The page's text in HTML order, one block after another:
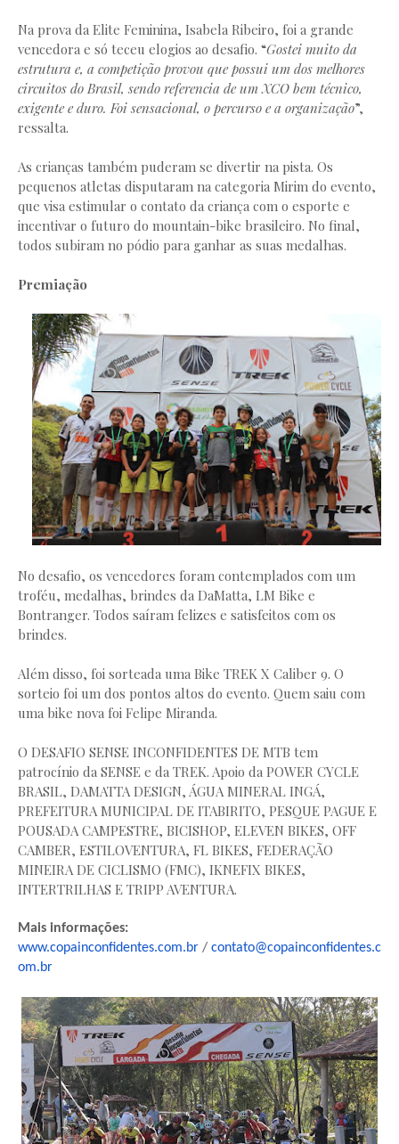
Na prova da Elite Feminina, Isabela Ribeiro, foi a grande
vencedora e só teceu elogios ao desafio. “Gostei muito da
estrutura e, a competição provou que possui um dos melhores
circuitos do Brasil, sendo referencia de um XCO bem técnico,
exigente e duro. Foi sensacional, o percurso e a organização”,
ressalta.
As crianças também puderam se divertir na pista. Os
pequenos atletas disputaram na categoria Mirim do evento,
que visa estimular o contato da criança com o esporte e
incentivar o futuro do mountain-bike brasileiro. No final,
todos subiram no pódio para ganhar as suas medalhas.
Premiação
No desafio, os vencedores foram contemplados com um
troféu, medalhas, brindes da DaMatta, LM Bike e
Bontranger. Todos saíram felizes e satisfeitos com os
brindes.
Além disso, foi sorteada uma Bike TREK X Caliber 9. O
sorteio foi um dos pontos altos do evento. Quem saiu com
uma bike nova foi Felipe Miranda.
O DESAFIO SENSE INCONFIDENTES DE MTB tem
patrocínio da SENSE e da TREK. Apoio da POWER CYCLE
BRASIL, DAMATTA DESIGN, ÁGUA MINERAL INGÁ,
PREFEITURA MUNICIPAL DE ITABIRITO, PESQUE PAGUE E
POUSADA CAMPESTRE, BICISHOP, ELEVEN BIKES, OFF
CAMBER, ESTILOVENTURA, FL BIKES, FEDERAÇÃO
MINEIRA DE CICLISMO (FMC), IKNEFIX BIKES,
INTERTRILHAS E TRIPP AVENTURA.
Mais informações:
www.copainconfidentes.com.br / contato@copainconfidentes.c
om.br